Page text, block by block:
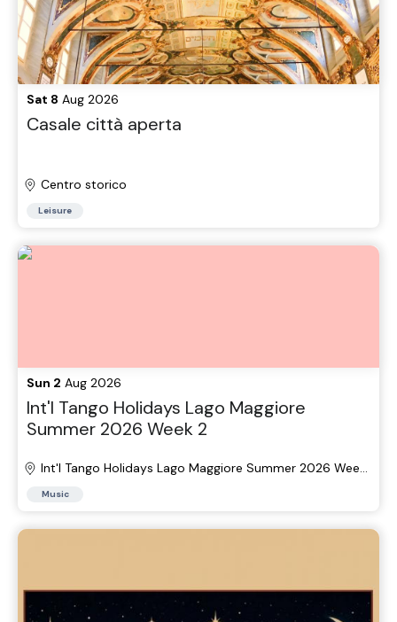
Sat 8 Aug 2026
Casale città aperta
Centro storico
Leisure
Sun 2 Aug 2026
Int'l Tango Holidays Lago Maggiore
Summer 2026 Week 2
Int'l Tango Holidays Lago Maggiore Summer 2026 Week
Music